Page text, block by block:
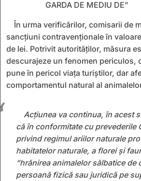
În urma verificărilor, comisarii de
sancțiuni contravenționale în
de lei. Potrivit autorităților, măsura
descurajeze un fenomen periculos,
pune în pericol viața turiștilor, dar
comportamentul natural al
Acțiunea va continua, în acest
că în conformitate cu prevederile
privind regimul ariilor naturale
habitatelor naturale, a florei și
“hrănirea animalelor sălbatice de
persoană fizică sau juridică pe